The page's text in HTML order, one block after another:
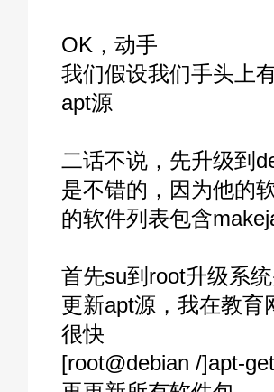
OK，动手
我们假设我们手头上
apt源
二话不说，先升级到
是不错的，因为他的
的软件列表包含
首先su到root升级系
更新apt源，我在教育
很快
[root@debian /]apt-